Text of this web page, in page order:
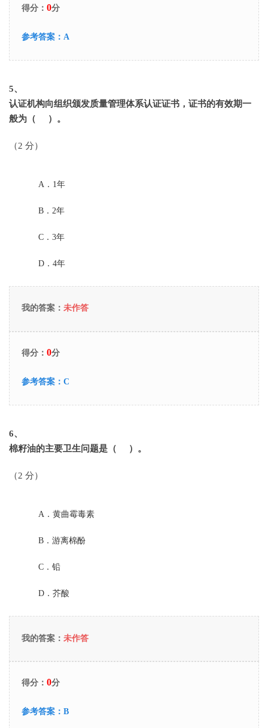
得分： 0分
参考答案： A
5、
认证机构向组织颁发质量管理体系认证证书，证书的有效期一
般为（ ）。
（2 分）
A． 1年
B． 2年
C． 3年
D． 4年
我的答案： 未作答
得分： 0分
参考答案： C
6、
棉籽油的主要卫生问题是（ ）。
（2 分）
A． 黄曲霉毒素
B． 游离棉酚
C． 铅
D． 芥酸
我的答案： 未作答
得分： 0分
参考答案： B